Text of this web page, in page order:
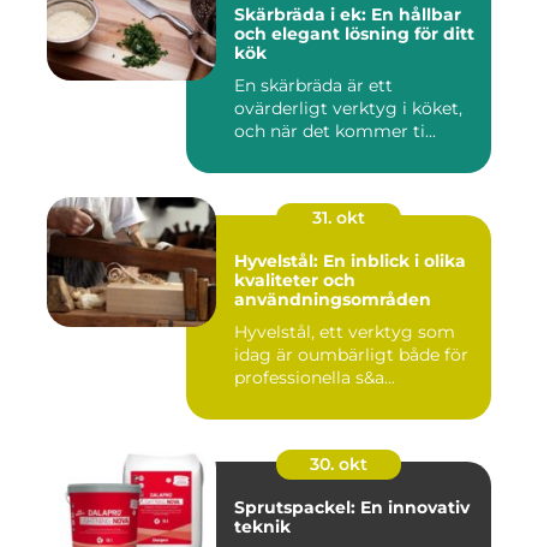
Skärbräda i ek: En hållbar
och elegant lösning för ditt
kök
En skärbräda är ett
ovärderligt verktyg i köket,
och när det kommer ti...
31. okt
Hyvelstål: En inblick i olika
kvaliteter och
användningsområden
Hyvelstål, ett verktyg som
idag är oumbärligt både för
professionella s&a...
30. okt
Sprutspackel: En innovativ
teknik